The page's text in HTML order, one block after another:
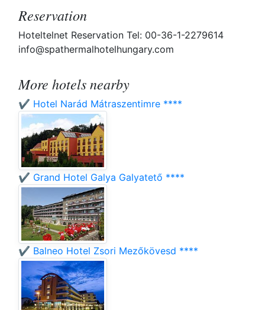
Reservation
Hoteltelnet Reservation Tel: 00-36-1-2279614
info@spathermalhotelhungary.com
More hotels nearby
✔️ Hotel Narád Mátraszentimre ****
✔️ Grand Hotel Galya Galyatető ****
✔️ Balneo Hotel Zsori Mezőkövesd ****